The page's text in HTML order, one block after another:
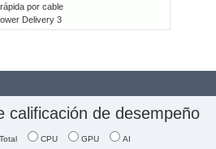
por cable
Delivery 3
calificación de desempeño
Total CPU GPU AI